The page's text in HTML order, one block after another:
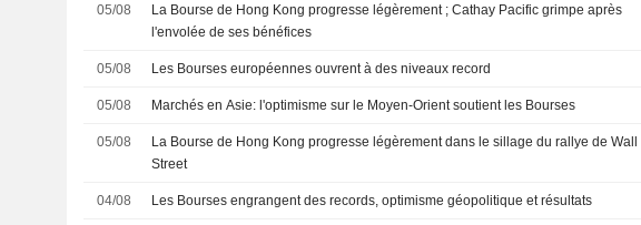
05/08
La Bourse de Hong Kong progresse légèrement ; Cathay Pacific grimpe après
l'envolée de ses bénéfices
05/08 Les Bourses européennes ouvrent à des niveaux record
05/08 Marchés en Asie: l'optimisme sur le Moyen-Orient soutient les Bourses
05/08
La Bourse de Hong Kong progresse légèrement dans le sillage du rallye de Wall
Street
04/08 Les Bourses engrangent des records, optimisme géopolitique et résultats